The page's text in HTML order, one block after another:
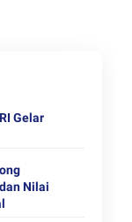
Gelar
Nilai